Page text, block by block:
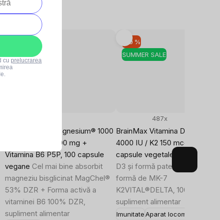
Bestseller
SUMMER SALE
Performance Magnesium® 1000
mg, Magneziu 200 mg +
Vitamina B6 P5P, 100 capsule
vegane Cel mai bine absorbit
magneziu bisglicinat MagChel®
53% DZR + Forma activă a
vitaminei B6 100% DZR,
supliment alimentar
SUMMER SALE
–10 %
BrainMax Vitamina D3 & K2®,
4000 IU / K2 150 mcg, 100
capsule vegetale
Doză mare
D3 și formă patentată de K2
formă de MK-7
K2VITAL®DELTA, 100 de doze,
supliment alimentar
ImunitateAparat locomotor
487x
cu prelucrarea